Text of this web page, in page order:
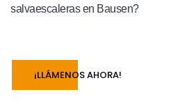
salvaescaleras en Bausen?
¡LLÁMENOS AHORA!